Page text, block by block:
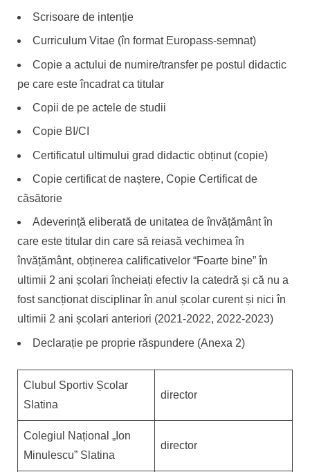
Scrisoare de intenție
Curriculum Vitae (în format Europass-semnat)
Copie a actului de numire/transfer pe postul didactic
pe care este încadrat ca titular
Copii de pe actele de studii
Copie BI/CI
Certificatul ultimului grad didactic obținut (copie)
Copie certificat de naștere, Copie Certificat de
căsătorie
Adeverință eliberată de unitatea de învățământ în
care este titular din care să reiasă vechimea în
învățământ, obținerea calificativelor “Foarte bine” în
ultimii 2 ani școlari încheiați efectiv la catedră și că nu a
fost sancționat disciplinar în anul școlar curent și nici în
ultimii 2 ani școlari anteriori (2021-2022, 2022-2023)
Declarație pe proprie răspundere (Anexa 2)
Clubul Sportiv Școlar
Slatina
director
Colegiul Național „Ion
Minulescu” Slatina
director